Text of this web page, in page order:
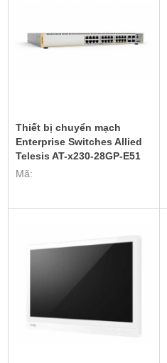
Thiết bị chuyển mạch
Enterprise Switches Allied
Telesis AT-x230-28GP-E51
Mã: